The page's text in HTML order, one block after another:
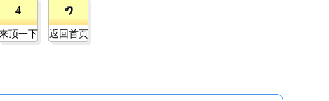
4
顶一下 返回首页